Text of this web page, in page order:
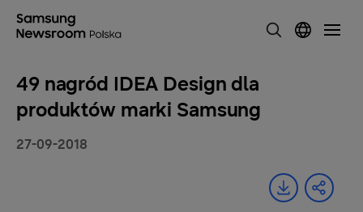
49 nagród IDEA Design dla
produktów marki Samsung
27-09-2018